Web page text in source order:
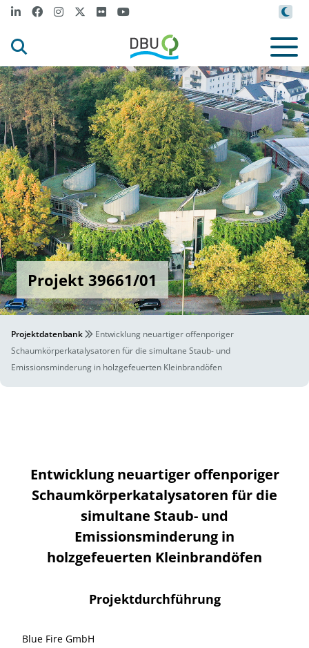
Projekt 39661/01
Projektdatenbank
Entwicklung neuartiger offenporiger
Schaumkörperkatalysatoren für die simultane Staub- und
Emissionsminderung in holzgefeuerten Kleinbrandöfen
Entwicklung neuartiger offenporiger
Schaumkörperkatalysatoren für die
simultane Staub- und
Emissionsminderung in
holzgefeuerten Kleinbrandöfen
Projektdurchführung
Blue Fire GmbH